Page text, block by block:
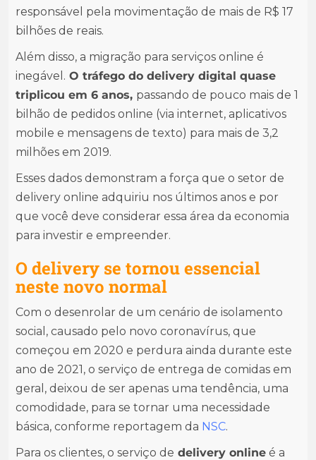
responsável pela movimentação de mais de R$ 17
bilhões de reais.
Além disso, a migração para serviços online é
inegável. O tráfego do delivery digital quase
triplicou em 6 anos, passando de pouco mais de 1
bilhão de pedidos online (via internet, aplicativos
mobile e mensagens de texto) para mais de 3,2
milhões em 2019.
Esses dados demonstram a força que o setor de
delivery online adquiriu nos últimos anos e por
que você deve considerar essa área da economia
para investir e empreender.
O delivery se tornou essencial
neste novo normal
Com o desenrolar de um cenário de isolamento
social, causado pelo novo coronavírus, que
começou em 2020 e perdura ainda durante este
ano de 2021, o serviço de entrega de comidas em
geral, deixou de ser apenas uma tendência, uma
comodidade, para se tornar uma necessidade
básica, conforme reportagem da NSC.
Para os clientes, o serviço de delivery online é a